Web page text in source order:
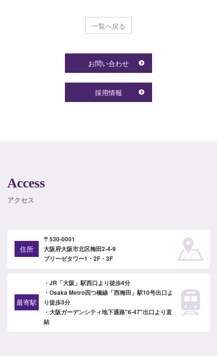
一覧へ戻る
お問い合わせ
採用情報
Access
アクセス
住所
〒530-0001
大阪府大阪市北区梅田2-4-9
ブリーゼタワー1・2F・3F
最寄駅
・JR「大阪」駅西口より徒歩4分
・Osaka Metro四つ橋線「西梅田」駅10号出口よ
り徒歩3分
・大阪ガーデンシティ地下通路"6-47"出口より直
結